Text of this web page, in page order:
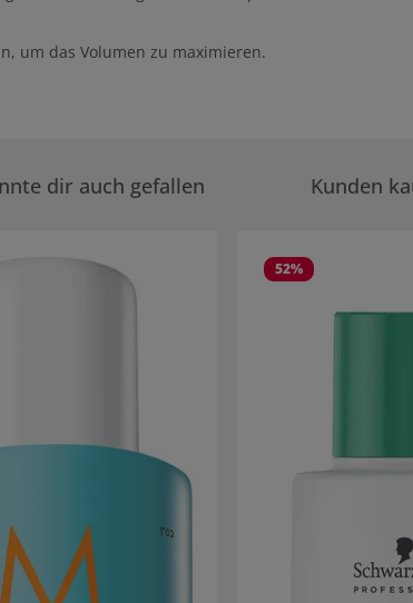
um das Volumen zu maximieren.
dir auch gefallen Kunden
52%